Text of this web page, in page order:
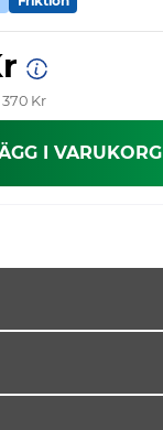
Kr
I VARUKORG